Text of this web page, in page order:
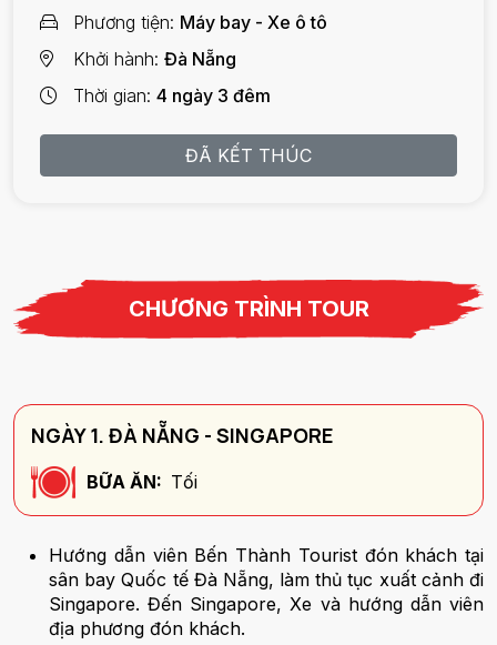
Phương tiện Máy bay - Xe ô tô
Khởi hành Đà Nẵng
Thời gian 4 ngày 3 đêm
ĐÃ KẾT THÚC
CHƯƠNG TRÌNH TOUR
NGÀY 1. ĐÀ NẴNG - SINGAPORE
BỮA ĂN: Tối
Hướng dẫn viên Bến Thành Tourist đón khách tại
sân bay Quốc tế Đà Nẵng, làm thủ tục xuất cảnh đi
Singapore. Đến Singapore, Xe và hướng dẫn viên
địa phương đón khách.